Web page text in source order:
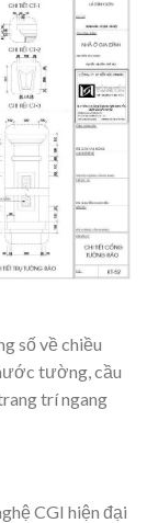
số về chiều
tường, cầu
trí ngang
CGI hiện đại